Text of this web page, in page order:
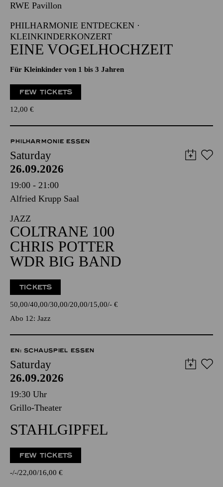
RWE Pavillon
PHILHARMONIE ENTDECKEN ·
KLEINKINDERKONZERT
EINE VOGELHOCHZEIT
Für Kleinkinder von 1 bis 3 Jahren
FEW TICKETS
12,00 €
PHILHARMONIE ESSEN
Saturday
26.09.2026
19:00 - 21:00
Alfried Krupp Saal
JAZZ
COLTRANE 100
CHRIS POTTER
WDR BIG BAND
TICKETS
50,00 40,00 30,00 20,00 15,00 - €
Abo 12: Jazz
EN: SCHAUSPIEL ESSEN
Saturday
26.09.2026
19:30 Uhr
Grillo-Theater
STAHLGIPFEL
FEW TICKETS
- - 22,00 16,00 €